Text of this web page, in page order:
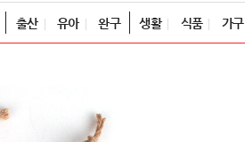
출산 유아 완구 생활 식품 가구